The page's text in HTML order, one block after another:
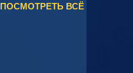
ПОСМОТРЕТЬ ВСЁ